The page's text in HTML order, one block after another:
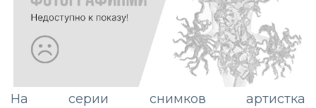
На серии снимков артистка